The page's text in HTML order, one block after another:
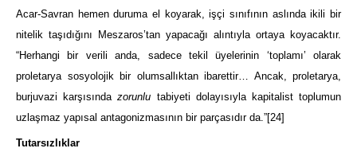
Acar-Savran hemen duruma el koyarak, işçi sınıfının aslında ikili bir
nitelik taşıdığını Meszaros’tan yapacağı alıntıyla ortaya koyacaktır.
“Herhangi bir verili anda, sadece tekil üyelerinin ‘toplamı’ olarak
proletarya sosyolojik bir olumsallıktan ibarettir… Ancak, proletarya,
burjuvazi karşısındazorunlu tabiyeti dolayısıyla kapitalist toplumun
uzlaşmaz yapısal antagonizmasının bir parçasıdır da.”[24]
Tutarsızlıklar